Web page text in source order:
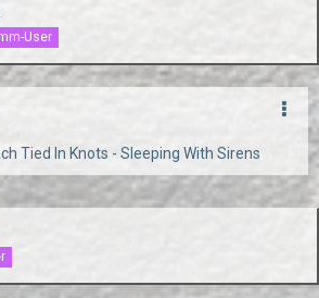
User
Tied In Knots - Sleeping With Sirens